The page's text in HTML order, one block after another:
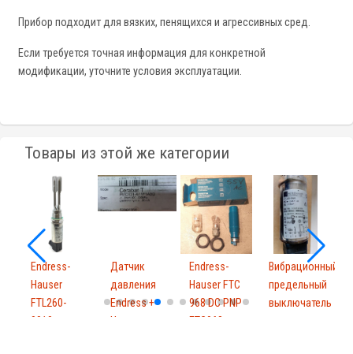
Прибор подходит для вязких, пенящихся и агрессивных сред.
Если требуется точная информация для конкретной
модификации, уточните условия эксплуатации.
Товары из этой же категории
Endress-
Hauser
FTL260-
0010
Датчик
давления
Endress +
Hauser
Endress-
Hauser FTC
968 DC PNP
FTC968
Вибрационный
предельный
выключатель